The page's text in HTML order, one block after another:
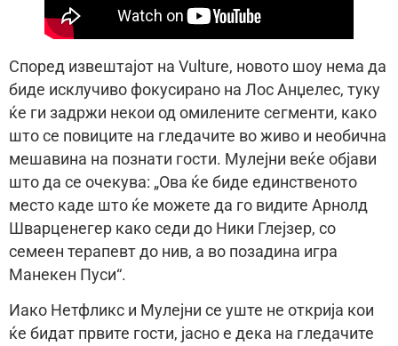
Според извештајот на Vulture, новото шоу нема да
биде исклучиво фокусирано на Лос Анџелес, туку
ќе ги задржи некои од омилените сегменти, како
што се повиците на гледачите во живо и необична
мешавина на познати гости. Мулејни веќе објави
што да се очекува: „Ова ќе биде единственото
место каде што ќе можете да го видите Арнолд
Шварценегер како седи до Ники Глејзер, со
семеен терапевт до нив, а во позадина игра
Манекен Пуси“.
Иако Нетфликс и Мулејни се уште не открија кои
ќе бидат првите гости, јасно е дека на гледачите